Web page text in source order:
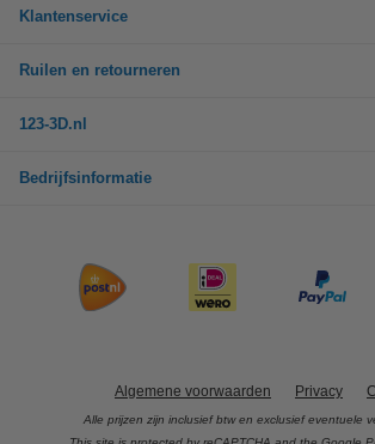
Klantenservice
Ruilen en retourneren
123-3D.nl
Bedrijfsinformatie
Algemene voorwaarden Privacy
Alle prijzen zijn inclusief btw en exclusief eventuele